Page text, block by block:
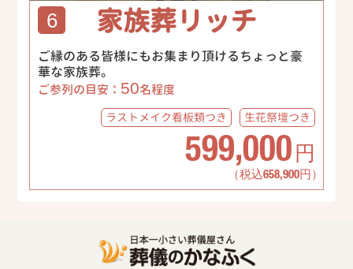
6 家族葬リッチ
ご縁のある皆様にもお集まり頂けるちょっと豪
華な家族葬。
ご参列の目安： 50名程度
ラストメイク看板類つき 生花祭壇つき
599,000 円
（税込658,900円）